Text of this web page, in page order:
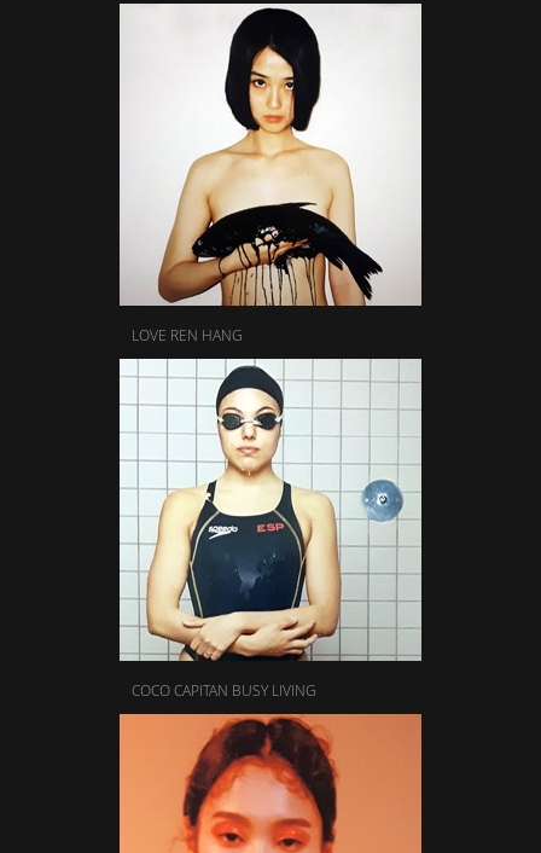
LOVE REN HANG
COCO CAPITAN BUSY LIVING